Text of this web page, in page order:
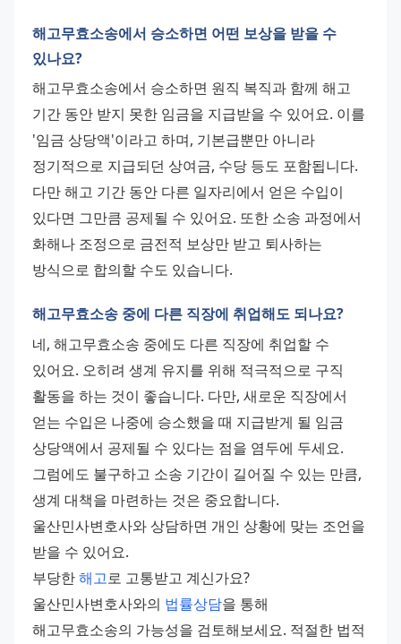
해고무효소송에서 승소하면 어떤 보상을 받을 수
있나요?
해고무효소송에서 승소하면 원직 복직과 함께 해고
기간 동안 받지 못한 임금을 지급받을 수 있어요. 이를
'임금 상당액'이라고 하며, 기본급뿐만 아니라
정기적으로 지급되던 상여금, 수당 등도 포함됩니다.
다만 해고 기간 동안 다른 일자리에서 얻은 수입이
있다면 그만큼 공제될 수 있어요. 또한 소송 과정에서
화해나 조정으로 금전적 보상만 받고 퇴사하는
방식으로 합의할 수도 있습니다.
해고무효소송 중에 다른 직장에 취업해도 되나요?
네, 해고무효소송 중에도 다른 직장에 취업할 수
있어요. 오히려 생계 유지를 위해 적극적으로 구직
활동을 하는 것이 좋습니다. 다만, 새로운 직장에서
얻는 수입은 나중에 승소했을 때 지급받게 될 임금
상당액에서 공제될 수 있다는 점을 염두에 두세요.
그럼에도 불구하고 소송 기간이 길어질 수 있는 만큼,
생계 대책을 마련하는 것은 중요합니다.
울산민사변호사와 상담하면 개인 상황에 맞는 조언을
받을 수 있어요.
부당한 해고로 고통받고 계신가요?
울산민사변호사와의 법률상담을 통해
해고무효소송의 가능성을 검토해보세요. 적절한 법적